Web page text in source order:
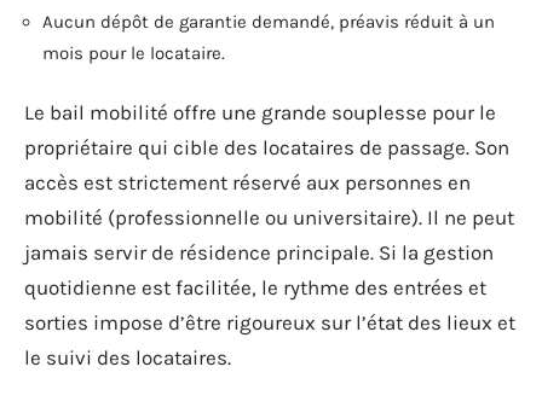
Aucun dépôt de garantie demandé, préavis réduit à un
mois pour le locataire.
Le bail mobilité offre une grande souplesse pour le
propriétaire qui cible des locataires de passage. Son
accès est strictement réservé aux personnes en
mobilité (professionnelle ou universitaire). Il ne peut
jamais servir de résidence principale. Si la gestion
quotidienne est facilitée, le rythme des entrées et
sorties impose d’être rigoureux sur l’état des lieux et
le suivi des locataires.